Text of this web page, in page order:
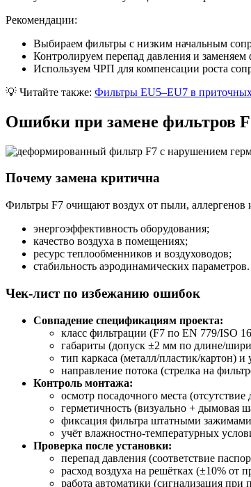
Рекомендации:
Выбираем фильтры с низким начальным
Контролируем перепад давления и
Используем ЧРП для компенсации роста
💡 Читайте также: Фильтры EU5–EU7 в приточных
Ошибки при замене фильтров
Почему замена критична
Фильтры F7 очищают воздух от пыли, аллергенов
энергоэффективность оборудования;
качество воздуха в помещениях;
ресурс теплообменников и воздуховодов;
стабильность аэродинамических параметров.
Чек-лист по избежанию ошибок
Совпадение спецификациям проекта:
класс фильтрации (F7 по EN 779/ISO
габариты (допуск ±2 мм по длине/
тип каркаса (металл/пластик/картон) и
направление потока (стрелка на
Контроль монтажа:
осмотр посадочного места
герметичность (визуально + дымовая
фиксация фильтра штатными
учёт влажностно-температурных
Проверка после установки:
перепад давления (соответствие
расход воздуха на решётках (±10% от
работа автоматики (сигнализация